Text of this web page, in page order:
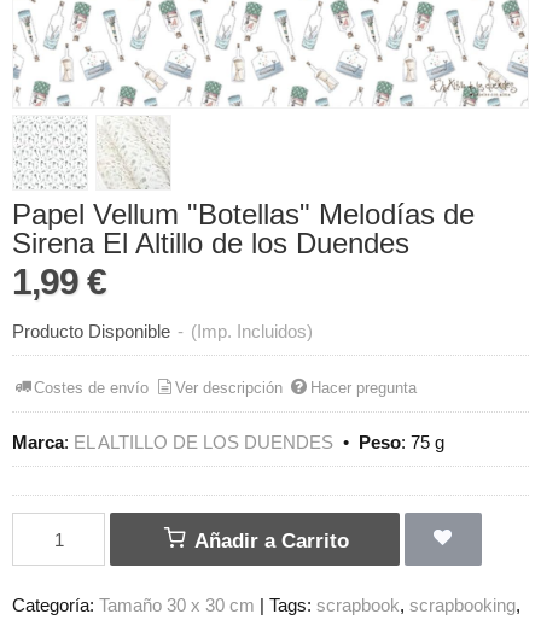
Papel Vellum "Botellas" Melodías de
Sirena El Altillo de los Duendes
1,99 €
Producto Disponible - (Imp. Incluidos)
Costes de envío Ver descripción Hacer pregunta
Marca: EL ALTILLO DE LOS DUENDES • Peso: 75 g
Añadir a Carrito
Categoría: Tamaño 30 x 30 cm | Tags: scrapbook scrapbooking